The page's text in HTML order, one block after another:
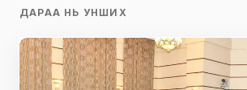
ДАРАА НЬ УНШИХ